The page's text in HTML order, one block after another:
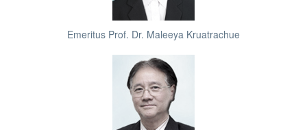
Emeritus Prof. Dr. Maleeya Kruatrachue